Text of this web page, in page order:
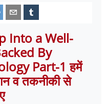
Into a Well-
By
Part-1 हमें
व तकनीकी से